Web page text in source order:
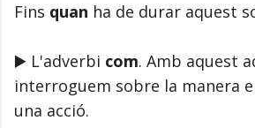
Fins quan ha de durar aquest
▶️ L'adverbi com. Amb aquest
interroguem sobre la manera
una acció.